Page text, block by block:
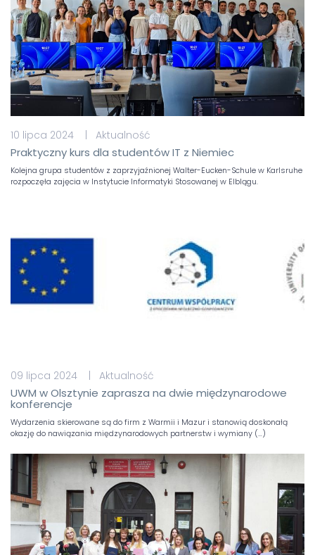
10 lipca 2024 | Aktualność
Praktyczny kurs dla studentów IT z Niemiec
Kolejna grupa studentów z zaprzyjaźnionej Walter-Eucken-Schule w Karlsruhe
rozpoczęła zajęcia w Instytucie Informatyki Stosowanej w Elblągu.
09 lipca 2024 | Aktualność
UWM w Olsztynie zaprasza na dwie międzynarodowe
konferencje
Wydarzenia skierowane są do firm z Warmii i Mazur i stanowią doskonałą
okazję do nawiązania międzynarodowych partnerstw i wymiany (…)